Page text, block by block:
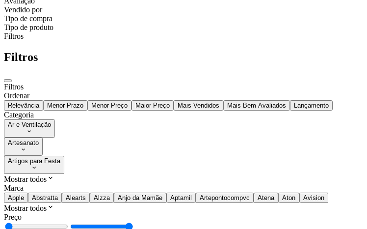
Vendido por
Tipo de compra
Tipo de produto
Filtros
Filtros
Filtros
Ordenar
Relevância Menor Prazo Menor Preço Maior Preço Mais Vendidos Mais Bem Avaliados Lançamento
Categoria
Ar e Ventilação
Artesanato
Artigos para Festa
Mostrar todos
Marca
Apple Abstratta Alearts Alzza Anjo da Mamãe Aptamil Artepontocompvc Atena Aton Avision
Mostrar todos
Preço